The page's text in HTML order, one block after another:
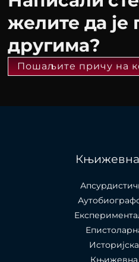
желите да је
другима?
Пошаљите причу на
Књижевна
Књижевна